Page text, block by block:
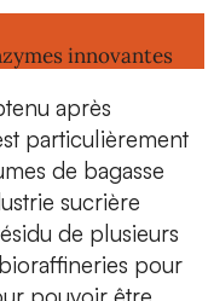
innovantes
après
particulièrement
de bagasse
sucrière
de plusieurs
pour